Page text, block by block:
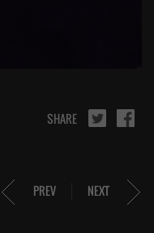
SHARE
PREV NEXT